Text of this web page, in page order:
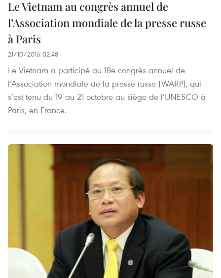
Le Vietnam au congrès annuel de
l’Association mondiale de la presse russe
à Paris
21/10/2016 02:48
Le Vietnam a participé au 18e congrès annuel de
l’Association mondiale de la presse russe (WARP), qui
s’est tenu du 19 au 21 octobre au siège de l’UNESCO à
Paris, en France.